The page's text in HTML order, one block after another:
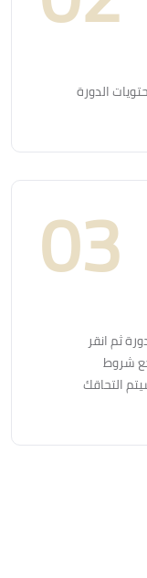
الدورة
ثم انقر
شروط
التحاقك